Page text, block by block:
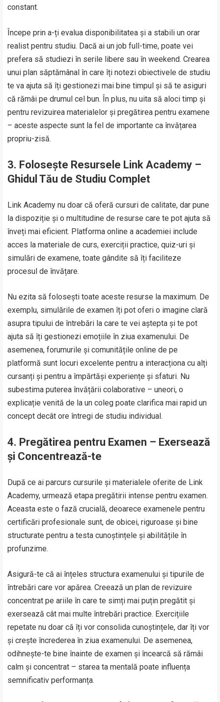
constant.
Începe prin a-ți evalua disponibilitatea și a stabili un orar
realist pentru studiu. Dacă ai un job full-time, poate vei
prefera să studiezi în serile libere sau în weekend. Crearea
unui plan săptămânal în care îți notezi obiectivele de studiu
te va ajuta să îți gestionezi mai bine timpul și să te asiguri
că rămâi pe drumul cel bun. În plus, nu uita să aloci timp și
pentru revizuirea materialelor și pregătirea pentru examene
– aceste aspecte sunt la fel de importante ca învățarea
propriu-zisă.
3. Folosește Resursele Link Academy –
Ghidul Tău de Studiu Complet
Link Academy nu doar că oferă cursuri de calitate, dar pune
la dispoziție și o multitudine de resurse care te pot ajuta să
înveți mai eficient. Platforma online a academiei include
acces la materiale de curs, exerciții practice, quiz-uri și
simulări de examene, toate gândite să îți faciliteze
procesul de învățare.
Nu ezita să folosești toate aceste resurse la maximum. De
exemplu, simulările de examen îți pot oferi o imagine clară
asupra tipului de întrebări la care te vei aștepta și te pot
ajuta să îți gestionezi emoțiile în ziua examenului. De
asemenea, forumurile și comunitățile online de pe
platformă sunt locuri excelente pentru a interacționa cu alți
cursanți și pentru a împărtăși experiențe și sfaturi. Nu
subestima puterea învățării colaborative – uneori, o
explicație venită de la un coleg poate clarifica mai rapid un
concept decât ore întregi de studiu individual.
4. Pregătirea pentru Examen – Exersează
și Concentrează-te
După ce ai parcurs cursurile și materialele oferite de Link
Academy, urmează etapa pregătirii intense pentru examen.
Aceasta este o fază crucială, deoarece examenele pentru
certificări profesionale sunt, de obicei, riguroase și bine
structurate pentru a testa cunoștințele și abilitățile în
profunzime.
Asigură-te că ai înțeles structura examenului și tipurile de
întrebări care vor apărea. Creează un plan de revizuire
concentrat pe ariile în care te simți mai puțin pregătit și
exersează cât mai multe întrebări practice. Exercițiile
repetate nu doar că îți vor consolida cunoștințele, dar îți vor
și crește încrederea în ziua examenului. De asemenea,
odihnește-te bine înainte de examen și încearcă să rămâi
calm și concentrat – starea ta mentală poate influența
semnificativ performanța.